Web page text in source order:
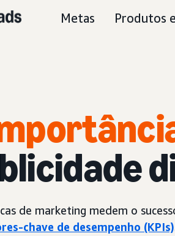
Metas Produtos
de marketing medem o
chave de desempenho (KPIs)